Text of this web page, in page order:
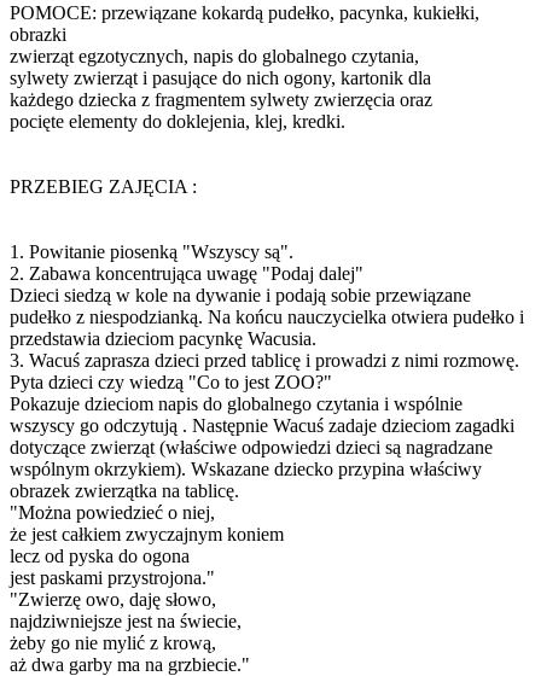
POMOCE: przewiązane kokardą pudełko, pacynka, kukiełki,
obrazki
zwierząt egzotycznych, napis do globalnego czytania,
sylwety zwierząt i pasujące do nich ogony, kartonik dla
każdego dziecka z fragmentem sylwety zwierzęcia oraz
pocięte elementy do doklejenia, klej, kredki.
PRZEBIEG ZAJĘCIA :
1. Powitanie piosenką "Wszyscy są".
2. Zabawa koncentrująca uwagę "Podaj dalej"
Dzieci siedzą w kole na dywanie i podają sobie przewiązane
pudełko z niespodzianką. Na końcu nauczycielka otwiera pudełko i
przedstawia dzieciom pacynkę Wacusia.
3. Wacuś zaprasza dzieci przed tablicę i prowadzi z nimi rozmowę.
Pyta dzieci czy wiedzą "Co to jest ZOO?"
Pokazuje dzieciom napis do globalnego czytania i wspólnie
wszyscy go odczytują . Następnie Wacuś zadaje dzieciom zagadki
dotyczące zwierząt (właściwe odpowiedzi dzieci są nagradzane
wspólnym okrzykiem). Wskazane dziecko przypina właściwy
obrazek zwierzątka na tablicę.
"Można powiedzieć o niej,
że jest całkiem zwyczajnym koniem
lecz od pyska do ogona
jest paskami przystrojona."
"Zwierzę owo, daję słowo,
najdziwniejsze jest na świecie,
żeby go nie mylić z krową,
aż dwa garby ma na grzbiecie."